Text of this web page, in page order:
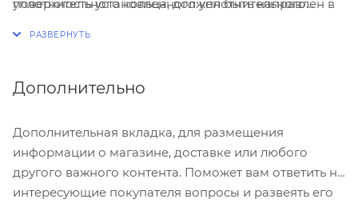
уплотнительного кольца, должен быть направлен в
обеспечивает герметичность системы.
поверхность установленного уплотнительного
раструб и минимизирует смещение
Дополнительно
Дополнительная вкладка, для размещения
информации о магазине, доставке или любого
другого важного контента. Поможет вам ответить на
интересующие покупателя вопросы и развеять его